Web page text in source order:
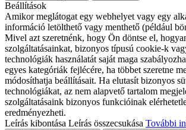
Beállítások
Amikor meglátogat egy webhelyet vagy egy
információ letölthető vagy menthető (például
Mivel azt szeretnénk, hogy Ön döntse el,
szolgáltatásainkat, bizonyos típusú cookie-k
technológiák használatát saját maga
egyes kategóriák fejlécére, ha többet szeretne
módosíthatja beállításait. Ha elutasít bizonyos
technológiákat, az nem alapvető tartalom
szolgáltatásaink bizonyos funkcióinak
eredményezheti.
Leírás kibontása Leírás összecsukása További